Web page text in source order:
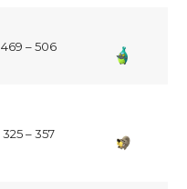
469 – 506
325 – 357